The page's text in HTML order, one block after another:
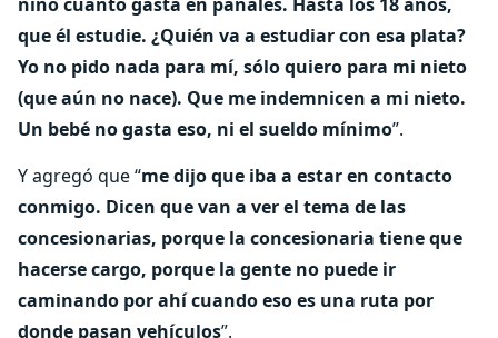
que él estudie. ¿Quién va a estudiar con esa plata?
Yo no pido nada para mí, sólo quiero para mi nieto
(que aún no nace). Que me indemnicen a mi nieto.
Un bebé no gasta eso, ni el sueldo mínimo”.
Y agregó que “me dijo que iba a estar en contacto
conmigo. Dicen que van a ver el tema de las
concesionarias, porque la concesionaria tiene que
hacerse cargo, porque la gente no puede ir
caminando por ahí cuando eso es una ruta por
donde pasan vehículos”.